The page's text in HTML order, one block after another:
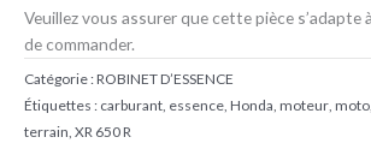
Veuillez vous assurer que cette pièce
de commander.
Catégorie :ROBINET D’ESSENCE
Étiquettes : carburant, essence, Honda, moteur, moto,
terrain, XR 650 R